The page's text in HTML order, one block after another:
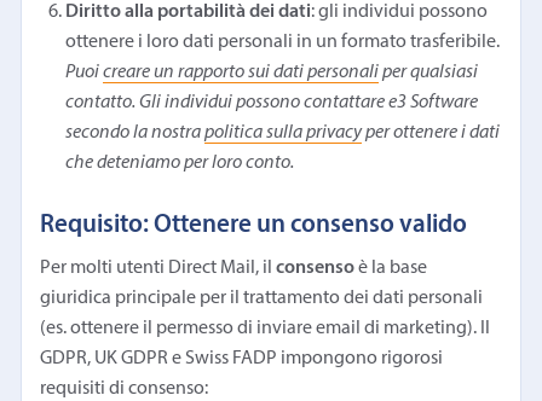
Diritto alla portabilità dei dati: gli individui possono
ottenere i loro dati personali in un formato trasferibile.
Puoicreare un rapporto sui dati personaliper qualsiasi
contatto. Gli individui possono contattare e3 Software
secondo la nostrapolitica sulla privacyper ottenere i dati
che deteniamo per loro conto.
Requisito: Ottenere un consenso valido
Per molti utenti Direct Mail, ilconsensoè la base
giuridica principale per il trattamento dei dati personali
(es. ottenere il permesso di inviare email di marketing). Il
GDPR, UK GDPR e Swiss FADP impongono rigorosi
requisiti di consenso: